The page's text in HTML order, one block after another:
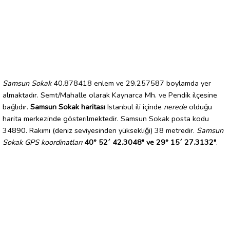
Samsun Sokak40.878418 enlem ve 29.257587 boylamda yer
almaktadır. Semt/Mahalle olarak Kaynarca Mh. ve Pendik ilçesine
bağlıdır. Samsun Sokak haritası Istanbul ili içinde nerede olduğu
harita merkezinde gösterilmektedir. Samsun Sokak posta kodu
34890. Rakımı (deniz seviyesinden yüksekliği) 38 metredir. Samsun
Sokak GPS koordinatları 40° 52´ 42.3048" ve 29° 15´ 27.3132".